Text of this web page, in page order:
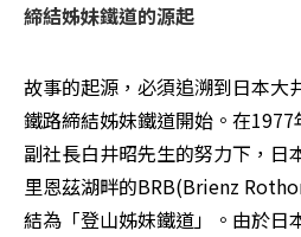
締結姊妹鐵道的源起
故事的起源，必須追溯到日本大
鐵路締結姊妹鐵道開始。在
副社長白井昭先生的努力下，日
里恩茲湖畔的BRB(Brienz
結為「登山姊妹鐵道」。由於日